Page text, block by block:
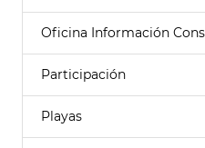
Oficina Información
Participación
Playas